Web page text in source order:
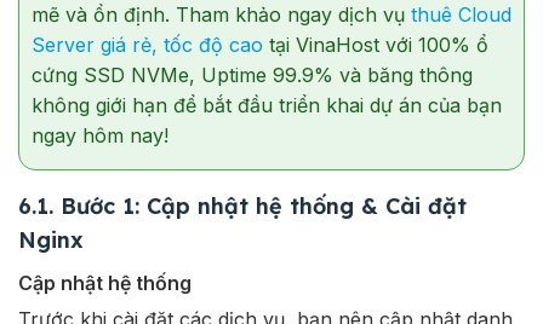
mẽ và ổn định. Tham khảo ngay dịch vụ thuê Cloud
Server giá rẻ, tốc độ cao tại VinaHost với 100% ổ
cứng SSD NVMe, Uptime 99.9% và băng thông
không giới hạn để bắt đầu triển khai dự án của bạn
ngay hôm nay!
6.1. Bước 1: Cập nhật hệ thống & Cài đặt
Nginx
Cập nhật hệ thống